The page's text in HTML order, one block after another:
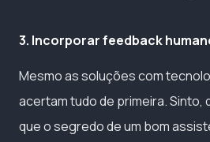
3. Incorporar feedback
Mesmo as soluções com
acertam tudo de primeira. Sinto,
que o segredo de um bom